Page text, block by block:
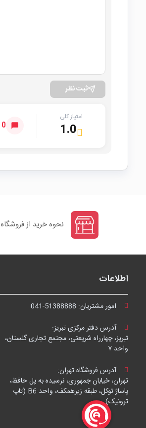
ثبت نظر
امتیاز کلی
1.0 0 دیدگاه
نحوه خرید از فروشگاه
اطلاعات
امور مشتریان: 041-51388888
آدرس دفتر مرکزی تبریز:
تبریز، چهارراه شریعتی، مجتمع تجاری گلستان،
واحد ۷
آدرس فروشگاه تهران:
تهران، خیابان جمهوری، نرسیده به پل حافظ،
پاساژ توکل، طبقه زیرهمکف، واحد B6 (تاپ
ترونیک)